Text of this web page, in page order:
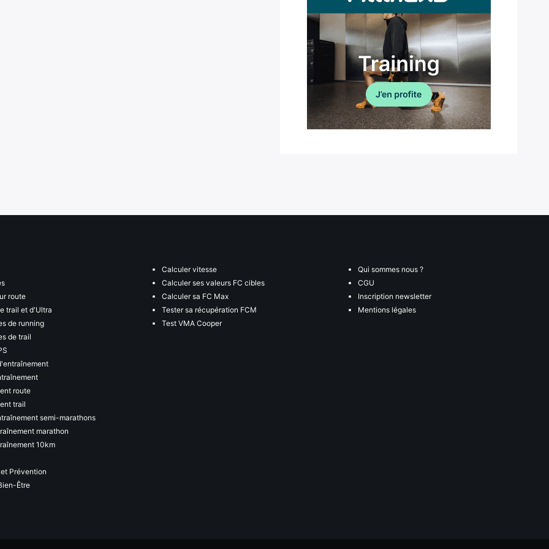
route
trail et d'Ultra
de running
de trail
route
trail
semi-marathons
marathon
10km
Prévention
Être
Calculer vitesse
Calculer ses valeurs FC cibles
Calculer sa FC Max
Tester sa récupération FCM
Test VMA Cooper
Qui sommes nous ?
CGU
Inscription newsletter
Mentions légales